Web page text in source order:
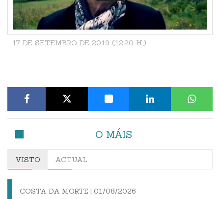
17 DE SETEMBRO DE 2019 (12:20 H.)
O MÁIS
VISTO ACTUAL
COSTA DA MORTE | 01/08/2026